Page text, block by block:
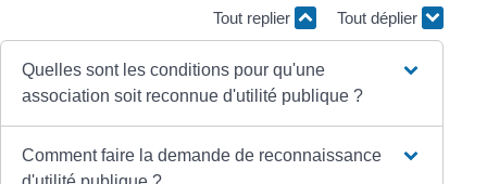
Tout replier Tout déplier
Quelles sont les conditions pour qu'une
association soit reconnue d'utilité publique ?
Comment faire la demande de reconnaissance